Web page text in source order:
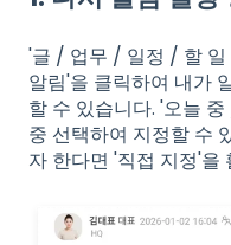
'글 / 업무 / 일정 / 할 일
알림'을 클릭하여 내가
할 수 있습니다. '오늘
중 선택하여 지정할 수
자 한다면 '직접 지정'을